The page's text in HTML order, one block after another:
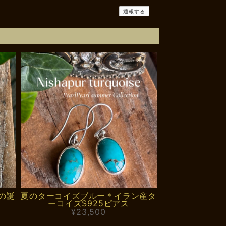
通報する
誕 夏のターコイズブルー＊イラン産タ
ーコイズS925ピアス
¥23,500